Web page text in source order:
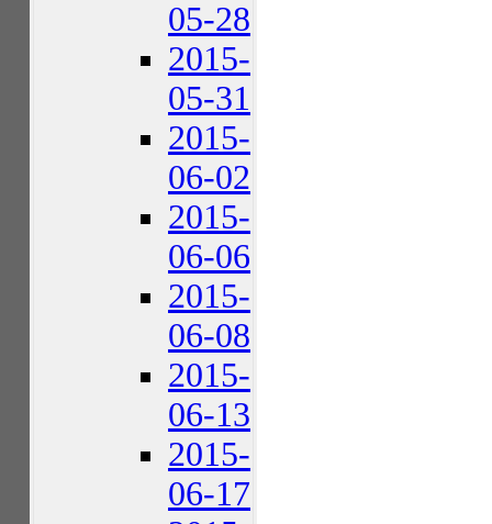
05-28
2015-
05-31
2015-
06-02
2015-
06-06
2015-
06-08
2015-
06-13
2015-
06-17